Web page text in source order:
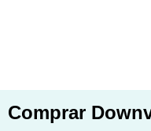
Comprar